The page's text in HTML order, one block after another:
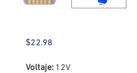
$22.98
Voltaje: 12V